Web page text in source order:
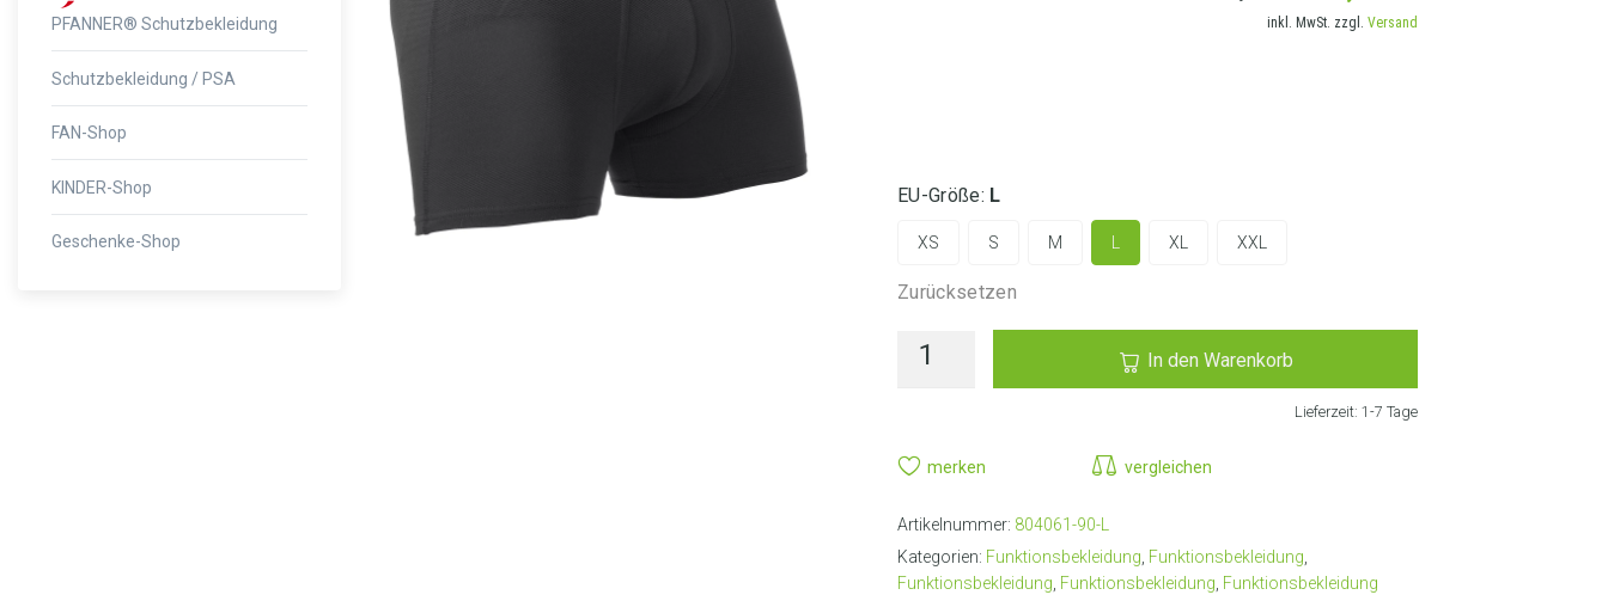
PFANNER® Schutzbekleidung
Schutzbekleidung / PSA
FAN-Shop
KINDER-Shop
Geschenke-Shop
inkl. MwSt. zzgl. Versand
EU-Größe: L
XS S M XL XXL
Zurücksetzen
In den Warenkorb
Lieferzeit: 1-7 Tage
merken vergleichen
Artikelnummer: 804061-90-L
Kategorien: Funktionsbekleidung Funktionsbekleidung
Funktionsbekleidung Funktionsbekleidung Funktionsbekleidung